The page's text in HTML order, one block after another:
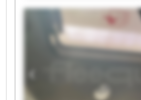
Butzer-EVR Butzer-EVR Butzer-